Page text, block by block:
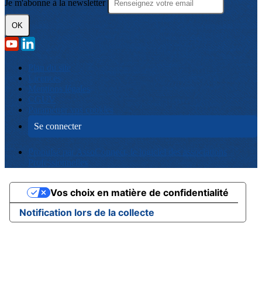
Je m'abonne à la newsletter
OK
Plan du site
Licences
Mentions légales
CGUV
Paramétrer vos cookies
Se connecter
Propulsé par AssoConnect, le logiciel des associations
Professionnelles
Notification lors de la collecte
Vos choix en matière de confidentialité